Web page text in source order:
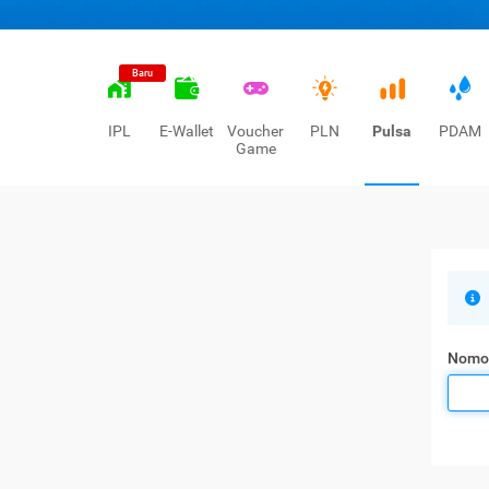
Baru
IPL E-Wallet
Voucher
Game
PLN Pulsa PDAM